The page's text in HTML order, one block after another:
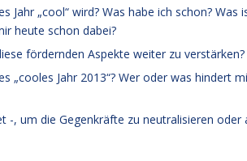
„cool“ wird? Was habe ich schon? Was
heute schon dabei?
fördernden Aspekte weiter zu verstärken?
Jahr 2013“? Wer oder was hindert
, um die Gegenkräfte zu neutralisieren oder